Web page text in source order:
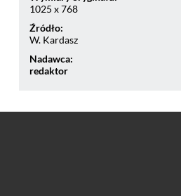
1025 x 768
Źródło:
W. Kardasz
Nadawca:
redaktor